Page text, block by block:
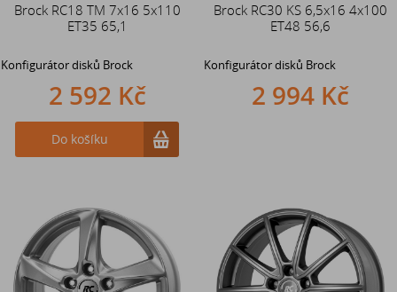
Brock RC18 TM 7x16 5x110
ET35 65,1
Konfigurátor disků Brock
2 592 Kč
Do košíku
Brock RC30 KS 6,5x16 4x100
ET48 56,6
Konfigurátor disků Brock
2 994 Kč